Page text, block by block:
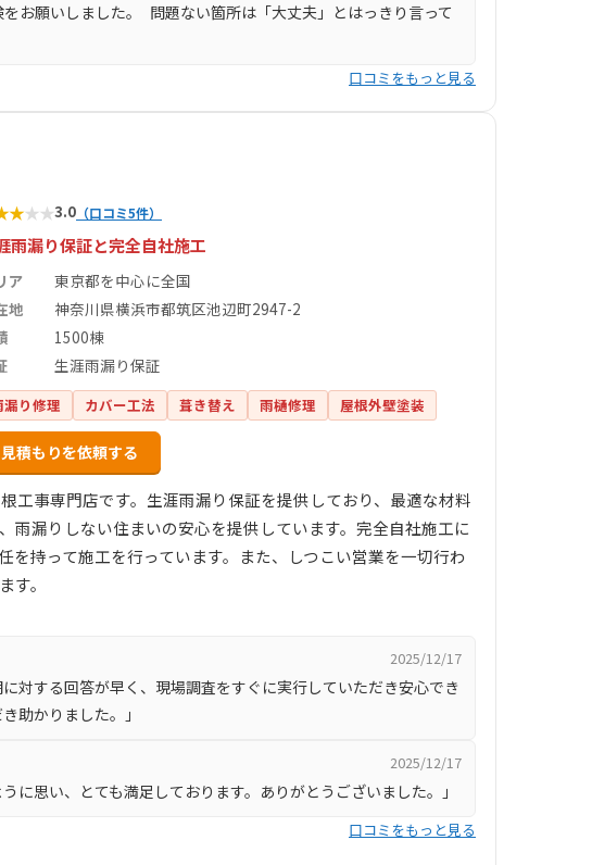
をお願いしました。 問題ない箇所は「大丈夫」とはっきり言って
口コミをもっと見る
★★★3.0 （口コミ5件）
雨漏り保証と完全自社施工
ア
東京都を中心に全国
地
神奈川県横浜市都筑区池辺町2947-2
1500棟
生涯雨漏り保証
漏り修理 カバー工法 葺き替え 雨樋修理 屋根外壁塗装
見積もりを依頼する
工事専門店です。生涯雨漏り保証を提供しており、最適な材料
雨漏りしない住まいの安心を提供しています。完全自社施工に
持って施工を行っています。また、しつこい営業を一切行わ
。
2025/12/17
対する回答が早く、現場調査をすぐに実行していただき安心でき
助かりました。」
2025/12/17
に思い、とても満足しております。ありがとうございました。」
口コミをもっと見る